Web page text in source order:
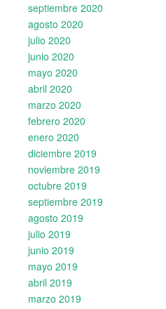
septiembre 2020
agosto 2020
julio 2020
junio 2020
mayo 2020
abril 2020
marzo 2020
febrero 2020
enero 2020
diciembre 2019
noviembre 2019
octubre 2019
septiembre 2019
agosto 2019
julio 2019
junio 2019
mayo 2019
abril 2019
marzo 2019